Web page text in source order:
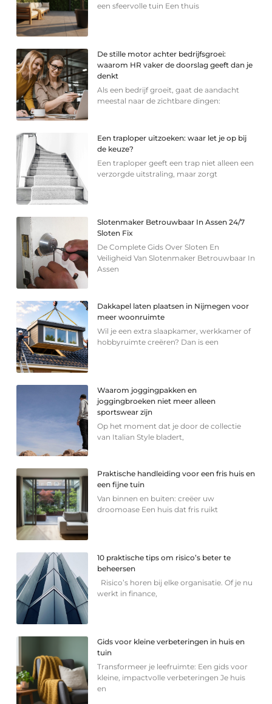
een sfeervolle tuin Een thuis
De stille motor achter bedrijfsgroei:
waarom HR vaker de doorslag geeft dan je
denkt
Als een bedrijf groeit, gaat de aandacht
meestal naar de zichtbare dingen:
Een traploper uitzoeken: waar let je op bij
de keuze?
Een traploper geeft een trap niet alleen een
verzorgde uitstraling, maar zorgt
Slotenmaker Betrouwbaar In Assen 24/7
Sloten Fix
De Complete Gids Over Sloten En
Veiligheid Van Slotenmaker Betrouwbaar In
Assen
Dakkapel laten plaatsen in Nijmegen voor
meer woonruimte
Wil je een extra slaapkamer, werkkamer of
hobbyruimte creëren? Dan is een
Waarom joggingpakken en
joggingbroeken niet meer alleen
sportswear zijn
Op het moment dat je door de collectie
van Italian Style bladert,
Praktische handleiding voor een fris huis en
een fijne tuin
Van binnen en buiten: creëer uw
droomoase Een huis dat fris ruikt
10 praktische tips om risico’s beter te
beheersen
Risico’s horen bij elke organisatie. Of je nu
werkt in finance,
Gids voor kleine verbeteringen in huis en
tuin
Transformeer je leefruimte: Een gids voor
kleine, impactvolle verbeteringen Je huis
en